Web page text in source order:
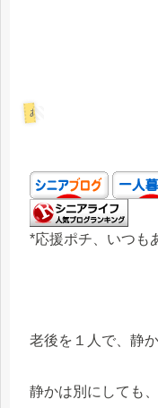
あれこれ
*応援ポチ、いつも
老後を１人で、静か
静かは別にしても